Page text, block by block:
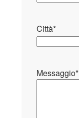
Città*
Messaggio*